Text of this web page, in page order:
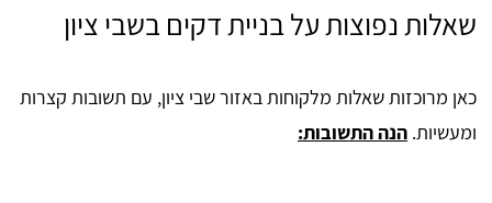
שאלות נפוצות על בניית דקים בשבי ציון
כאן מרוכזות שאלות מלקוחות באזור שבי ציון, עם תשובות קצרות
ומעשיות. הנה התשובות: